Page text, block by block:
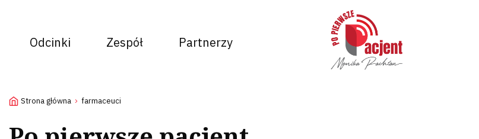
Odcinki Zespół Partnerzy
Strona główna farmaceuci